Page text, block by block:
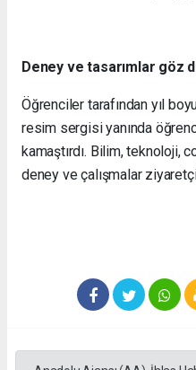
Deney ve tasarımlar göz
Öğrenciler tarafından yıl
resim sergisi yanında
kamaştırdı. Bilim, teknoloji,
deney ve çalışmalar